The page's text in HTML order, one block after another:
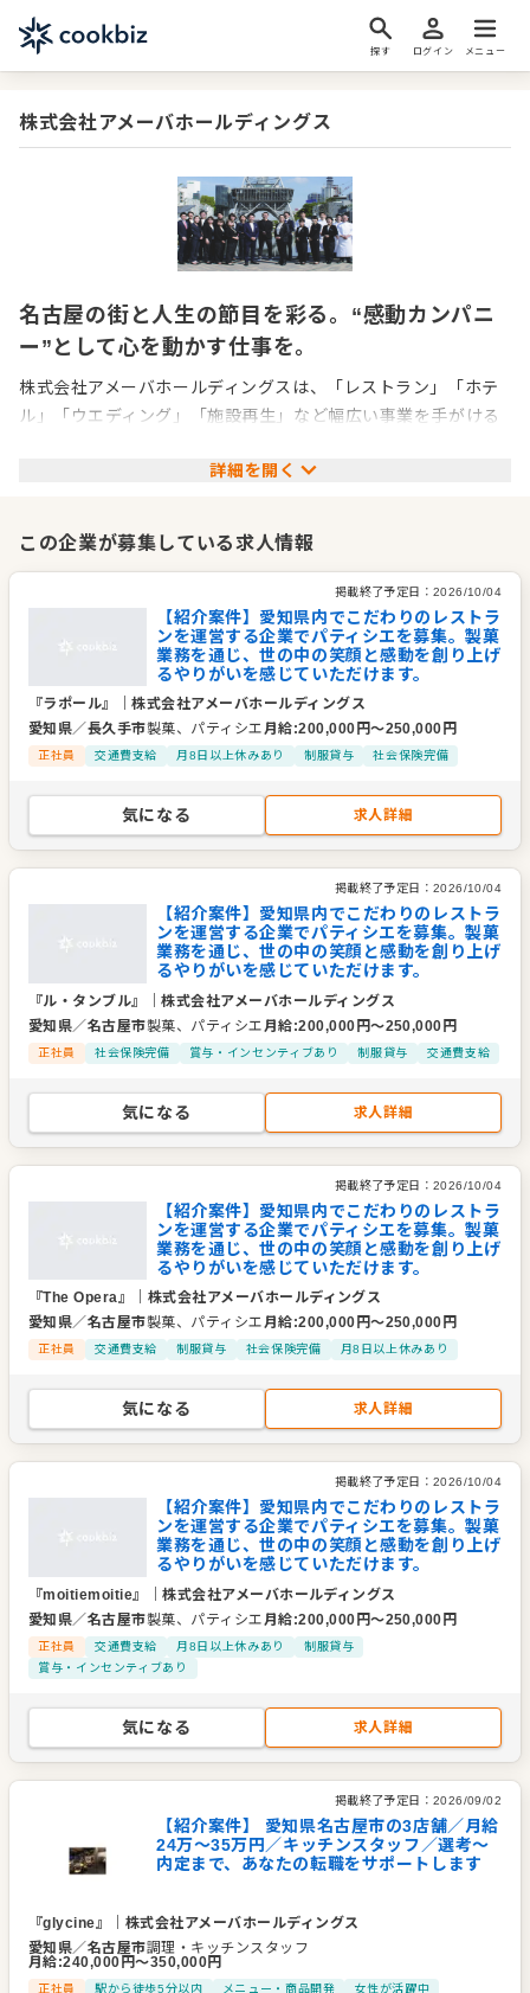
探す ログイン メニュー
株式会社アメーバホールディングス
名古屋の街と人生の節目を彩る。“感動カンパニ
ー”として心を動かす仕事を。
株式会社アメーバホールディングスは、「レストラン」「ホテ
ル」「ウエディング」「施設再生」など幅広い事業を手がける
象徴となるのは、名古屋のシンボル・テレビ塔内に誕生したデ
ン・アート・宿泊・挙式などを融合させた新しい文化発信拠点
として、地域とのつながりや感動体験を創出しています。
私たちが目指すのは「名古屋一の感動カンパニー」。お客様は
もちろん、スタッフやパートナーからも選ばれる存在であり続
けるために、チャレンジ精神と働きがいに満ちた環境を整えて
企業情報
業種／業態
洋食全般、ウェディング・ゲストハウス
レストラン・ウェディングバンケットのプロデュース、コン
サルティング
ブライダルヘアメイク事業の経営、運営
貸衣装業の経営、運営
代表者 代表取締役 藤巻 満
事業所
愛知県名古屋市西区名駅2-27-8名古屋プライムセントラル
詳細を開く
この企業が募集している求人情報
掲載終了予定日： 2026/10/04
【紹介案件】愛知県内でこだわりのレストラ
ンを運営する企業でパティシエを募集。製菓
業務を通じ、世の中の笑顔と感動を創り上げ
るやりがいを感じていただけます。
『ラポール』 ｜株式会社アメーバホールディングス
愛知県／長久手市製菓、パティシエ月給:200,000 円〜250,000 円
正社員 交通費支給 月8日以上休みあり 制服貸与 社会保険完備
気になる 求人詳細
掲載終了予定日： 2026/10/04
【紹介案件】愛知県内でこだわりのレストラ
ンを運営する企業でパティシエを募集。製菓
業務を通じ、世の中の笑顔と感動を創り上げ
るやりがいを感じていただけます。
『ル・タンブル』 ｜株式会社アメーバホールディングス
愛知県／名古屋市製菓、パティシエ月給:200,000 円〜250,000 円
正社員 社会保険完備 賞与・インセンティブあり 制服貸与 交通費支給
気になる 求人詳細
掲載終了予定日： 2026/10/04
【紹介案件】愛知県内でこだわりのレストラ
ンを運営する企業でパティシエを募集。製菓
業務を通じ、世の中の笑顔と感動を創り上げ
るやりがいを感じていただけます。
『The Opera』
株式会社アメーバホールディングス
愛知県／名古屋市製菓、パティシエ月給:200,000 円〜250,000 円
正社員 交通費支給 制服貸与 社会保険完備 月8日以上休みあり
気になる 求人詳細
掲載終了予定日： 2026/10/04
【紹介案件】愛知県内でこだわりのレストラ
ンを運営する企業でパティシエを募集。製菓
業務を通じ、世の中の笑顔と感動を創り上げ
るやりがいを感じていただけます。
『moitiemoitie』 ｜株式会社アメーバホールディングス
愛知県／名古屋市製菓、パティシエ 月給:200,000 円〜250,000 円
正社員 交通費支給 月8日以上休みあり
制服貸与
賞与・インセンティブあり
気になる 求人詳細
掲載終了予定日： 2026/09/02
【紹介案件】 愛知県名古屋市の3店舗／月給
24万～35万円／キッチンスタッフ／選考～
内定まで、あなたの転職をサポートします
『glycine』
株式会社アメーバホールディングス
愛知県／名古屋市調理・キッチンスタッフ
月給:240,000 円〜350,000円
正社員 駅から徒歩5分以内 メニュー・商品開発
女性が活躍中